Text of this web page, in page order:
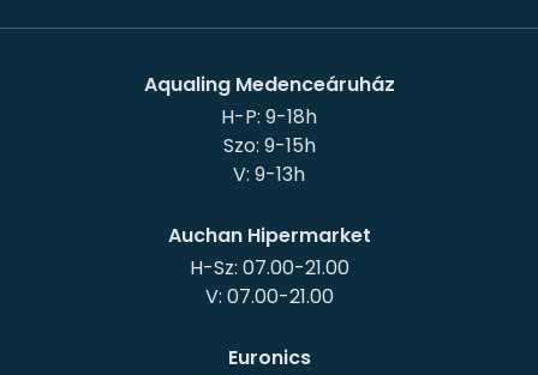
Aqualing Medenceáruház
H-P: 9-18h
Szo: 9-15h
Auchan Hipermarket
H-Sz: 07.00-21.00
V: 07.00-21.00
Euronics